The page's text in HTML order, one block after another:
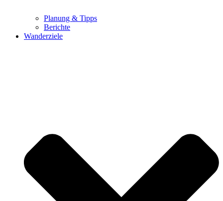
Planung & Tipps
Berichte
Wanderziele